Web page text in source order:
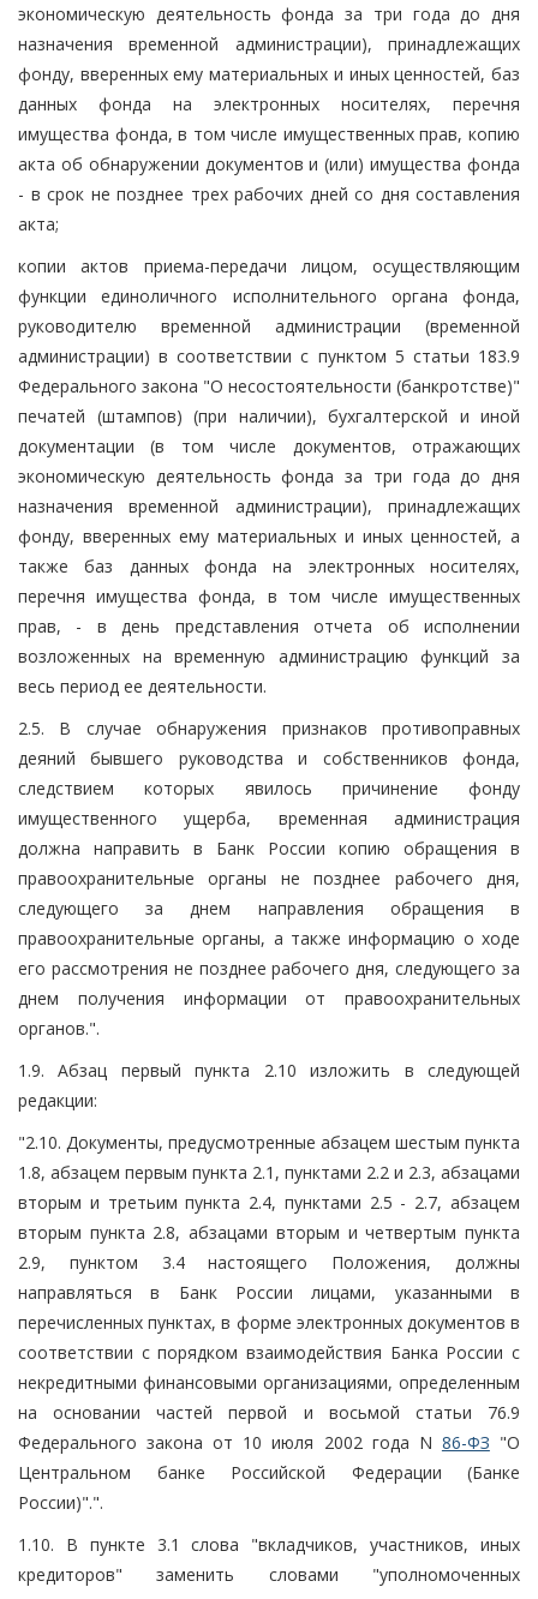
экономическую деятельность фонда за три года до дня
назначения временной администрации), принадлежащих
фонду, вверенных ему материальных и иных ценностей, баз
данных фонда на электронных носителях, перечня
имущества фонда, в том числе имущественных прав, копию
акта об обнаружении документов и (или) имущества фонда
- в срок не позднее трех рабочих дней со дня составления
акта;
копии актов приема-передачи лицом, осуществляющим
функции единоличного исполнительного органа фонда,
руководителю временной администрации (временной
администрации) в соответствии с пунктом 5 статьи 183.9
Федерального закона "О несостоятельности (банкротстве)"
печатей (штампов) (при наличии), бухгалтерской и иной
документации (в том числе документов, отражающих
экономическую деятельность фонда за три года до дня
назначения временной администрации), принадлежащих
фонду, вверенных ему материальных и иных ценностей, а
также баз данных фонда на электронных носителях,
перечня имущества фонда, в том числе имущественных
прав, - в день представления отчета об исполнении
возложенных на временную администрацию функций за
весь период ее деятельности.
2.5. В случае обнаружения признаков противоправных
деяний бывшего руководства и собственников фонда,
следствием которых явилось причинение фонду
имущественного ущерба, временная администрация
должна направить в Банк России копию обращения в
правоохранительные органы не позднее рабочего дня,
следующего за днем направления обращения в
правоохранительные органы, а также информацию о ходе
его рассмотрения не позднее рабочего дня, следующего за
днем получения информации от правоохранительных
органов.".
1.9. Абзац первый пункта 2.10 изложить в следующей
редакции:
"2.10. Документы, предусмотренные абзацем шестым пункта
1.8, абзацем первым пункта 2.1, пунктами 2.2 и 2.3, абзацами
вторым и третьим пункта 2.4, пунктами 2.5 - 2.7, абзацем
вторым пункта 2.8, абзацами вторым и четвертым пункта
2.9, пунктом 3.4 настоящего Положения, должны
направляться в Банк России лицами, указанными в
перечисленных пунктах, в форме электронных документов в
соответствии с порядком взаимодействия Банка России с
некредитными финансовыми организациями, определенным
на основании частей первой и восьмой статьи 76.9
Федерального закона от 10 июля 2002 года N 86-ФЗ "О
Центральном банке Российской Федерации (Банке
России)".".
1.10. В пункте 3.1 слова "вкладчиков, участников, иных
кредиторов" заменить словами "уполномоченных